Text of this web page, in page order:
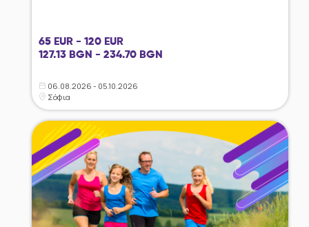
65 EUR - 120 EUR
127.13 BGN - 234.70 BGN
06.08.2026 - 05.10.2026
Σόφια